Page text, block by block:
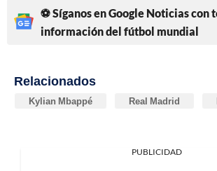
⚽ Síganos en Google Noticias con
información del fútbol mundial
Relacionados
Kylian Mbappé Real Madrid
PUBLICIDAD